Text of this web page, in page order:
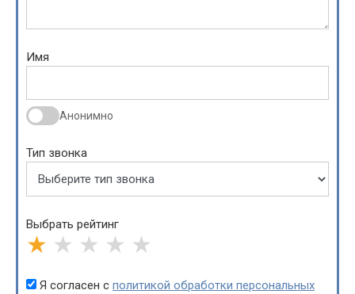
Имя
Анонимно
Тип звонка
Выбрать рейтинг
★ ★ ★ ★ ★
Я согласен с политикой обработки персональных